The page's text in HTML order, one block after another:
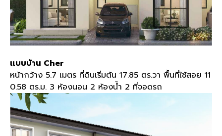
แบบบ้าน Cher
หน้ากว้าง 5.7 เมตร ที่ดินเริ่มต้น 17.85 ตร.วา พื้นที่ใช้สอย 11
0.58 ตร.ม. 3 ห้องนอน 2 ห้องน้ำ 2 ที่จอดรถ